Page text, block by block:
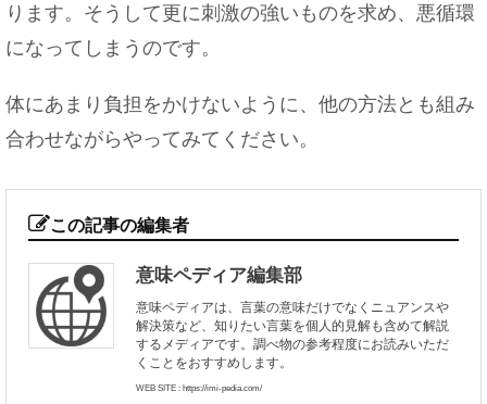
ります。そうして更に刺激の強いものを求め、悪循環
になってしまうのです。
体にあまり負担をかけないように、他の方法とも組み
合わせながらやってみてください。
この記事の編集者
意味ペディア編集部
意味ペディアは、言葉の意味だけでなくニュアンスや
解決策など、知りたい言葉を個人的見解も含めて解説
するメディアです。調べ物の参考程度にお読みいただ
くことをおすすめします。
WEB SITE : https://imi-pedia.com/